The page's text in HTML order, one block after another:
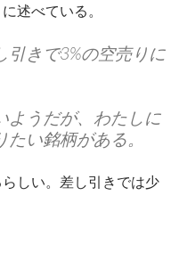
述べている。
きで3%の空売りに
ようだが、わたしに
い銘柄がある。
しい。差し引きでは少